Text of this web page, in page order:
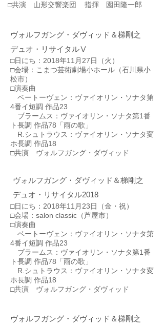
​□共演 山形交響楽団 指揮 園田隆一郎
ヴォルフガング・ダヴィッド＆梯剛之
​デュオ・リサイタルⅤ
□日にち：2018年11月27日（火）
□会場：こまつ芸術劇場小ホール（石川県小
松市）
□演奏曲
ベートーヴェン：ヴァイオリン・ソナタ第
4番イ短調 作品23
ブラームス：ヴァイオリン・ソナタ第1番
ト長調 作品78「雨の歌」
R.シュトラウス：ヴァイオリン・ソナタ変
ホ長調 作品18
​□共演 ヴォルフガング・ダヴィッド
ヴォルフガング・ダヴィッド＆梯剛之
​デュオ・リサイタル2018
□日にち：2018年11月23日（金・祝）
□会場：salon classic（芦屋市）
□演奏曲
ベートーヴェン：ヴァイオリン・ソナタ第
4番イ短調 作品23
ブラームス：ヴァイオリン・ソナタ第1番
ト長調 作品78「雨の歌」
R.シュトラウス：ヴァイオリン・ソナタ変
ホ長調 作品18
​□共演 ヴォルフガング・ダヴィッド
ヴォルフガング・ダヴィッド＆梯剛之